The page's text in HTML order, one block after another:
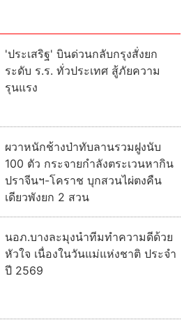
'ประเสริฐ' บินด่วนกลับกรุงสั่งยก
ระดับ ร.ร. ทั่วประเทศ สู้ภัยความ
รุนแรง
ผวาหนักช้างป่าทับลานรวมฝูงนับ
100 ตัว กระจายกำลังตระเวนหากิน
ปราจีนฯ-โคราช บุกสวนไผ่ตงคืน
เดียวพังยก 2 สวน
นอภ.บางละมุงนำทีมทำความดีด้วย
หัวใจ เนื่องในวันแม่แห่งชาติ ประจำ
ปี 2569